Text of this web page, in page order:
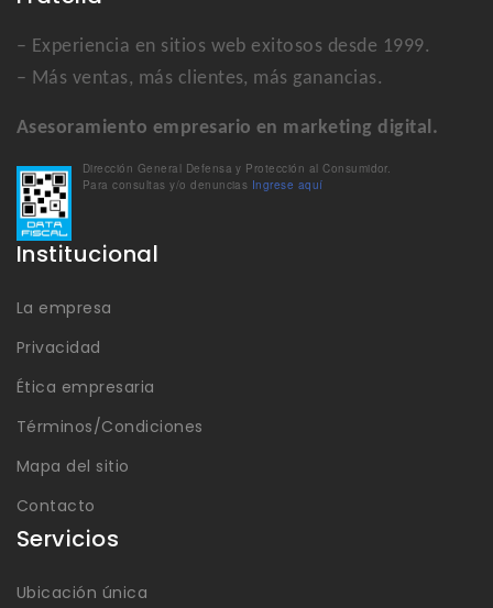
– Experiencia en sitios web exitosos desde 1999.
– Más ventas, más clientes, más ganancias.
Asesoramiento empresario en marketing digital.
Dirección General Defensa y Protección al Consumidor.
Para consultas y/o denuncias Ingrese aquí
Institucional
La empresa
Privacidad
Ética empresaria
Términos/Condiciones
Mapa del sitio
Contacto
Servicios
Ubicación única